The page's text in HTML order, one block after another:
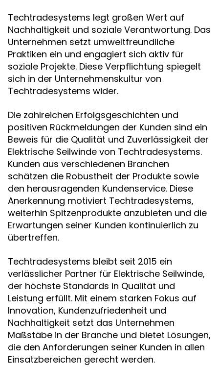
Techtradesystems legt großen Wert auf
Nachhaltigkeit und soziale Verantwortung. Das
Unternehmen setzt umweltfreundliche
Praktiken ein und engagiert sich aktiv für
soziale Projekte. Diese Verpflichtung spiegelt
sich in der Unternehmenskultur von
Techtradesystems wider.
Die zahlreichen Erfolgsgeschichten und
positiven Rückmeldungen der Kunden sind ein
Beweis für die Qualität und Zuverlässigkeit der
Elektrische Seilwinde von Techtradesystems.
Kunden aus verschiedenen Branchen
schätzen die Robustheit der Produkte sowie
den herausragenden Kundenservice. Diese
Anerkennung motiviert Techtradesystems,
weiterhin Spitzenprodukte anzubieten und die
Erwartungen seiner Kunden kontinuierlich zu
übertreffen.
Techtradesystems bleibt seit 2015 ein
verlässlicher Partner für Elektrische Seilwinde,
der höchste Standards in Qualität und
Leistung erfüllt. Mit einem starken Fokus auf
Innovation, Kundenzufriedenheit und
Nachhaltigkeit setzt das Unternehmen
Maßstäbe in der Branche und bietet Lösungen,
die den Anforderungen seiner Kunden in allen
Einsatzbereichen gerecht werden.